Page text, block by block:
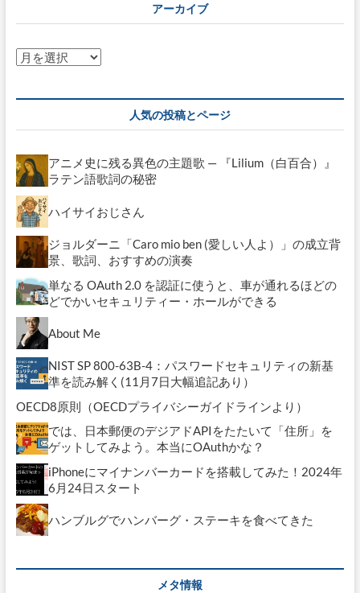
ー
アーカイブ
ア
ブ
人気の投稿とページ
アニメ史に残る異色の主題歌 — 『Lilium（白百合）』
ラテン語歌詞の秘密
ハイサイおじさん
ジョルダーニ「Caro mio ben (愛しい人よ）」の成立背
景、歌詞、おすすめの演奏
単なる OAuth 2.0 を認証に使うと、車が通れるほどの
どでかいセキュリティー・ホールができる
About Me
NIST SP 800-63B-4：パスワードセキュリティの新基
準を読み解く(11月7日大幅追記あり）
OECD8原則（OECDプライバシーガイドラインより）
では、日本郵便のデジアドAPIをたたいて「住所」を
ゲットしてみよう。本当にOAuthかな？
iPhoneにマイナンバーカードを搭載してみた！2024年
6月24日スタート
ハンブルグでハンバーグ・ステーキを食べてきた
メタ情報